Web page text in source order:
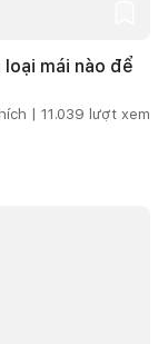
loại mái nào để
| 11.039 lượt xem